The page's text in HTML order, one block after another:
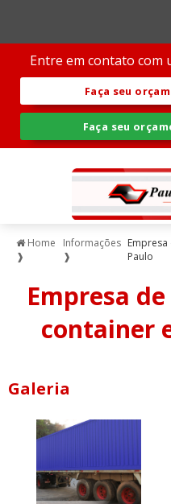
Entre em contato com
Faça seu
Faça seu
Home
❱
Informações
❱
Paulo
Empresa
container
Galeria